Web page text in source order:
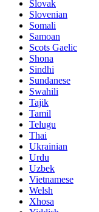
Slovak
Slovenian
Somali
Samoan
Scots Gaelic
Shona
Sindhi
Sundanese
Swahili
Tajik
Tamil
Telugu
Thai
Ukrainian
Urdu
Uzbek
Vietnamese
Welsh
Xhosa